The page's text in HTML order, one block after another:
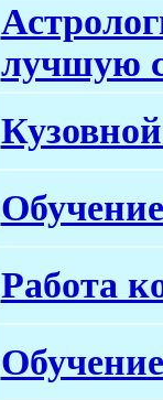
лучшую
Работа